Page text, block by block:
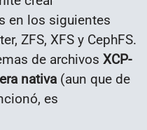
​​en los siguientes
ZFS, XFS y CephFS.
de archivos XCP-
nativa (aun que de
es